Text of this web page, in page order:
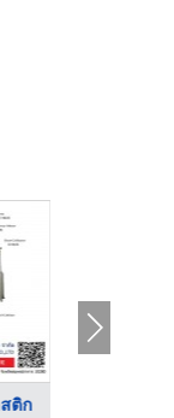
ติก